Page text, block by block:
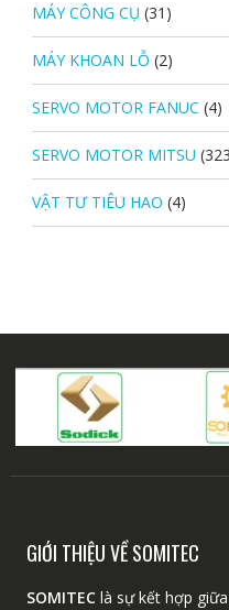
MÁY CÔNG CỤ (31)
MÁY KHOAN LỖ (2)
SERVO MOTOR FANUC (4)
SERVO MOTOR MITSU
VẬT TƯ TIÊU HAO (4)
GIỚI THIỆU VỀ SOMITEC
SOMITEClà sự kết hợp